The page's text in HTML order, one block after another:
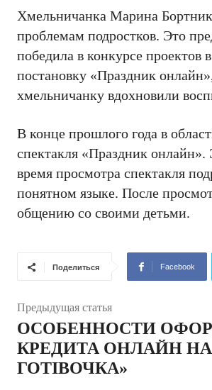
Хмельничанка Марина
проблемам подростков. Это
победила в конкурсе проектов
постановку «Праздник
хмельничанку вдохновили
В конце прошлого года в
спектакля «Праздник онлайн».
время просмотра спектакля
понятном языке. После
общению со своими детьми.
Поделиться Facebook
Предыдущая статья
ОСОБЕННОСТИ
КРЕДИТА ОНЛАЙН
ГОТІВОЧКА»